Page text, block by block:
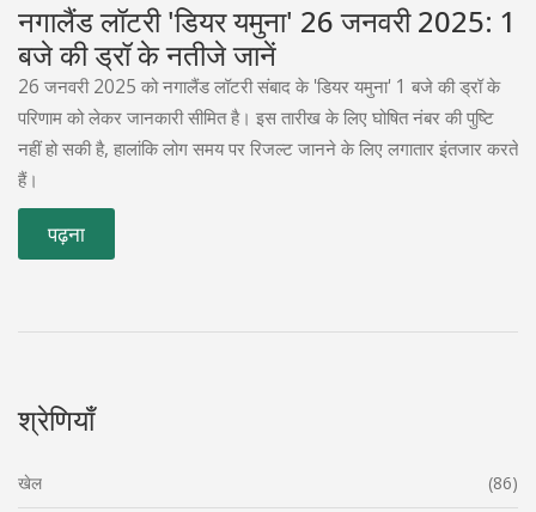
नगालैंड लॉटरी 'डियर यमुना' 26 जनवरी 2025: 1
बजे की ड्रॉ के नतीजे जानें
26 जनवरी 2025 को नगालैंड लॉटरी संबाद के 'डियर यमुना' 1 बजे की ड्रॉ के
परिणाम को लेकर जानकारी सीमित है। इस तारीख के लिए घोषित नंबर की पुष्टि
नहीं हो सकी है, हालांकि लोग समय पर रिजल्ट जानने के लिए लगातार इंतजार करते
हैं।
पढ़ना
श्रेणियाँ
खेल (86)